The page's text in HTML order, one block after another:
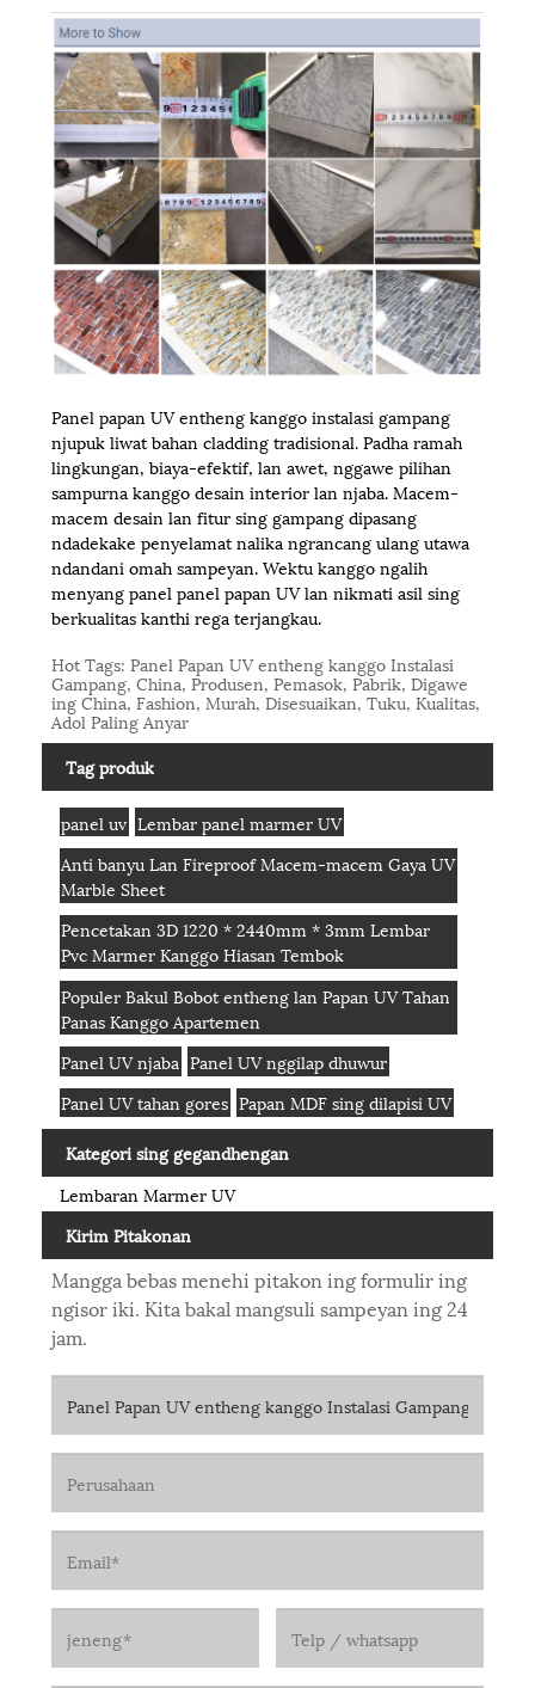
Panel papan UV entheng kanggo instalasi gampang
njupuk liwat bahan cladding tradisional. Padha ramah
lingkungan, biaya-efektif, lan awet, nggawe pilihan
sampurna kanggo desain interior lan njaba. Macem-
macem desain lan fitur sing gampang dipasang
ndadekake penyelamat nalika ngrancang ulang utawa
ndandani omah sampeyan. Wektu kanggo ngalih
menyang panel panel papan UV lan nikmati asil sing
berkualitas kanthi rega terjangkau.
Hot Tags: Panel Papan UV entheng kanggo Instalasi
Gampang, China, Produsen, Pemasok, Pabrik, Digawe
ing China, Fashion, Murah, Disesuaikan, Tuku, Kualitas,
Adol Paling Anyar
Tag produk
panel uv Lembar panel marmer UV
Anti banyu Lan Fireproof Macem-macem Gaya UV
Marble Sheet
Pencetakan 3D 1220 * 2440mm * 3mm Lembar
Pvc Marmer Kanggo Hiasan Tembok
Populer Bakul Bobot entheng lan Papan UV Tahan
Panas Kanggo Apartemen
Panel UV njaba Panel UV nggilap dhuwur
Panel UV tahan gores Papan MDF sing dilapisi UV
Kategori sing gegandhengan
Lembaran Marmer UV
Kirim Pitakonan
Mangga bebas menehi pitakon ing formulir ing
ngisor iki. Kita bakal mangsuli sampeyan ing 24
jam.